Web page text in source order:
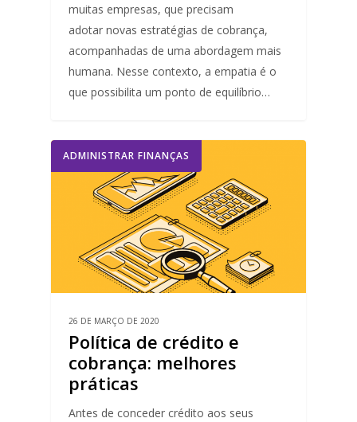
muitas empresas, que precisam
adotar novas estratégias de cobrança,
acompanhadas de uma abordagem mais
humana. Nesse contexto, a empatia é o
que possibilita um ponto de equilíbrio…
ADMINISTRAR FINANÇAS
26 DE MARÇO DE 2020
Política de crédito e
cobrança: melhores
práticas
Antes de conceder crédito aos seus